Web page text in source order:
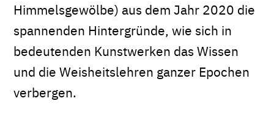
Himmelsgewölbe) aus dem Jahr 2020 die
spannenden Hintergründe, wie sich in
bedeutenden Kunstwerken das Wissen
und die Weisheitslehren ganzer Epochen
verbergen.